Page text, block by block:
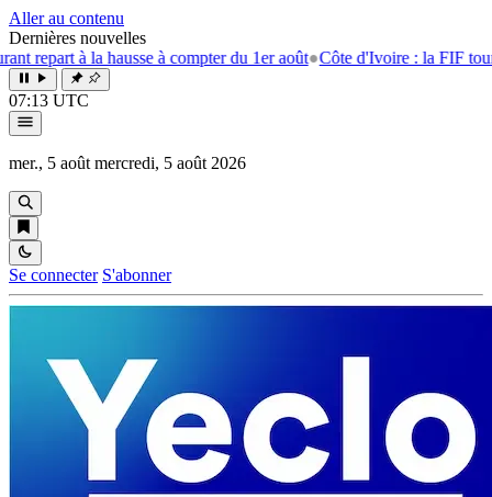
Aller au contenu
Dernières nouvelles
à compter du 1er août●Côte d'Ivoire : la FIF tourne la page
07:13 UTC
mer., 5 août mercredi, 5 août 2026
Se connecter S'abonner